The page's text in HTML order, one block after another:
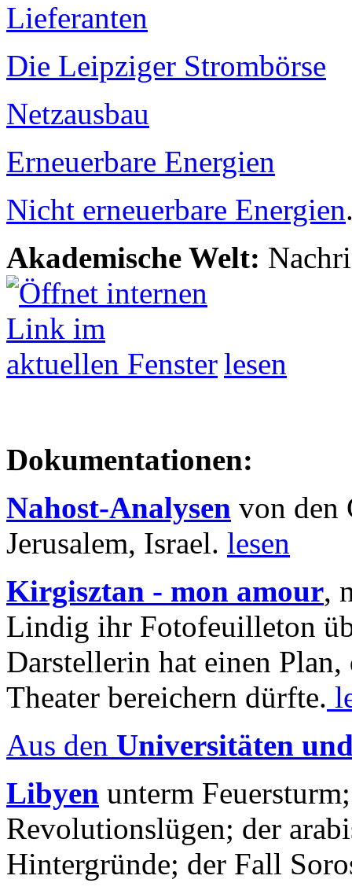
Lieferanten
Die Leipziger Strombörse
Netzausbau
Erneuerbare Energien
Nicht erneuerbare Energien
Akademische Welt:
lesen
Dokumentationen:
Nahost-Analysen von den
Jerusalem, Israel. lesen
Kirgisztan - mon amour,
Lindig ihr Fotofeuilleton
Darstellerin hat einen Plan,
Theater bereichern dürfte.
Aus den Universitäten
Libyen unterm
Revolutionslügen; der
Hintergründe; der Fall